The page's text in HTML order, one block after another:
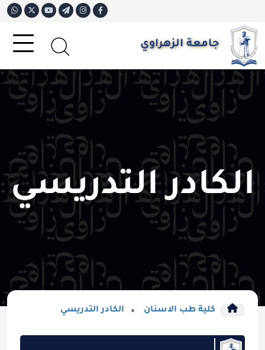
جامعة الزهراوي
الكادر التدريسي
كلية طب الاسنان الكادر التدريسي